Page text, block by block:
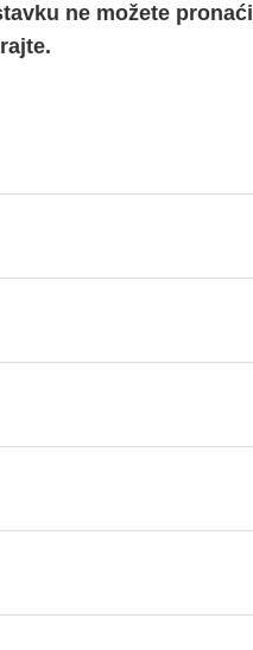
ne možete pronaći